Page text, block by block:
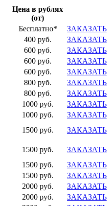
Цена в рублях
(от)
Бесплатно*
ЗАКАЗАТЬ
400 руб.
ЗАКАЗАТЬ
600 руб.
ЗАКАЗАТЬ
600 руб.
ЗАКАЗАТЬ
600 руб.
ЗАКАЗАТЬ
800 руб.
ЗАКАЗАТЬ
800 руб.
ЗАКАЗАТЬ
1000 руб.
ЗАКАЗАТЬ
1000 руб.
ЗАКАЗАТЬ
1500 руб.
ЗАКАЗАТЬ
1500 руб.
ЗАКАЗАТЬ
1500 руб.
ЗАКАЗАТЬ
1500 руб.
ЗАКАЗАТЬ
2000 руб.
ЗАКАЗАТЬ
2000 руб.
ЗАКАЗАТЬ